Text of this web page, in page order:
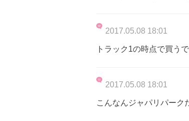
2017.05.08 18:01
トラック1の時点で買う
2017.05.08 18:01
こんなんジャパリパーク